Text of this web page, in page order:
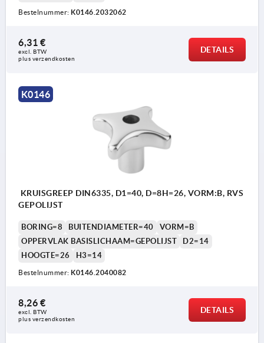
Vorm C: blindgat
Vorm D: schroefdraad uitgeboord
Vorm L: met buitendraad
Bestelnummer: K0146.2032062
6,31 €
excl. BTW
plus verzendkosten
DETAILS
K0146
KRUISGREEP DIN6335, D1=40, D=8H=26, VORM:B, RVS
GEPOLIJST
BORING=8 BUITENDIAMETER=40
VORM=B
OPPERVLAK BASISLICHAAM=GEPOLIJST
D2=14
HOOGTE=26
H3=14
Bestelnummer: K0146.2040082
8,26 €
excl. BTW
plus verzendkosten
DETAILS